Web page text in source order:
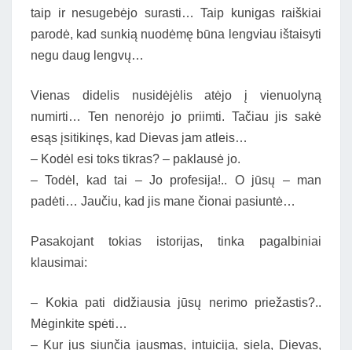
taip ir nesugebėjo surasti… Taip kunigas raiškiai
parodė, kad sunkią nuodėmę būna lengviau ištaisyti
negu daug lengvų…
Vienas didelis nusidėjėlis atėjo į vienuolyną
numirti… Ten nenorėjo jo priimti. Tačiau jis sakė
esąs įsitikinęs, kad Dievas jam atleis…
– Kodėl esi toks tikras? – paklausė jo.
– Todėl, kad tai – Jo profesija!.. O jūsų – man
padėti… Jaučiu, kad jis mane čionai pasiuntė…
Pasakojant tokias istorijas, tinka pagalbiniai
klausimai:
– Kokia pati didžiausia jūsų nerimo priežastis?..
Mėginkite spėti…
– Kur jus siunčia jausmas, intuicija, siela, Dievas,